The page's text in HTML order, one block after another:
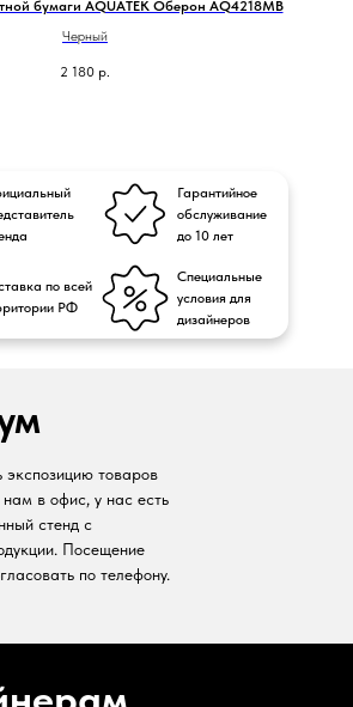
бумаги AQUATEK Оберон AQ4218MB
Черный
2 180 р.
по всей
РФ
Гарантийное
обслуживание
до 10 лет
Специальные
условия для
дизайнеров
экспозицию товаров
в офис, у нас есть
стенд с
Посещение
по телефону.